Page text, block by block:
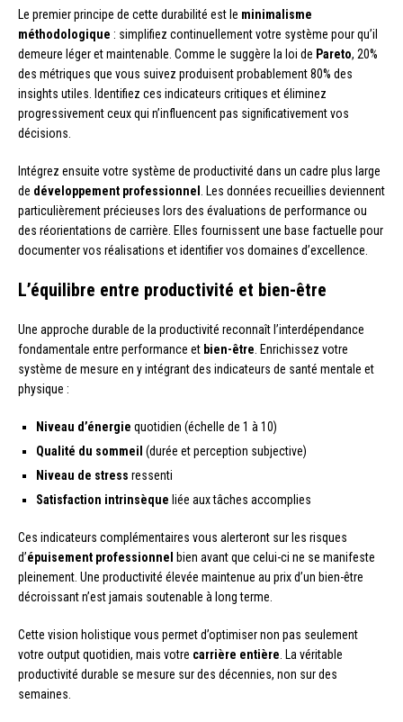
Le premier principe de cette durabilité est le minimalisme
méthodologique : simplifiez continuellement votre système pour qu’il
demeure léger et maintenable. Comme le suggère la loi de Pareto, 20%
des métriques que vous suivez produisent probablement 80% des
insights utiles. Identifiez ces indicateurs critiques et éliminez
progressivement ceux qui n’influencent pas significativement vos
décisions.
Intégrez ensuite votre système de productivité dans un cadre plus large
de développement professionnel
. Les données recueillies deviennent
particulièrement précieuses lors des évaluations de performance ou
des réorientations de carrière. Elles fournissent une base factuelle pour
documenter vos réalisations et identifier vos domaines d’excellence.
L’équilibre entre productivité et bien-être
Une approche durable de la productivité reconnaît l’interdépendance
fondamentale entre performance et bien-être . Enrichissez votre
système de mesure en y intégrant des indicateurs de santé mentale et
physique :
Niveau d’énergie quotidien (échelle de 1 à 10)
Qualité du sommeil (durée et perception subjective)
Niveau de stress ressenti
Satisfaction intrinsèque liée aux tâches accomplies
Ces indicateurs complémentaires vous alerteront sur les risques
d’épuisement professionnel
bien avant que celui-ci ne se manifeste
pleinement. Une productivité élevée maintenue au prix d’un bien-être
décroissant n’est jamais soutenable à long terme.
Cette vision holistique vous permet d’optimiser non pas seulement
votre output quotidien, mais votre carrière entière . La véritable
productivité durable se mesure sur des décennies, non sur des
semaines.